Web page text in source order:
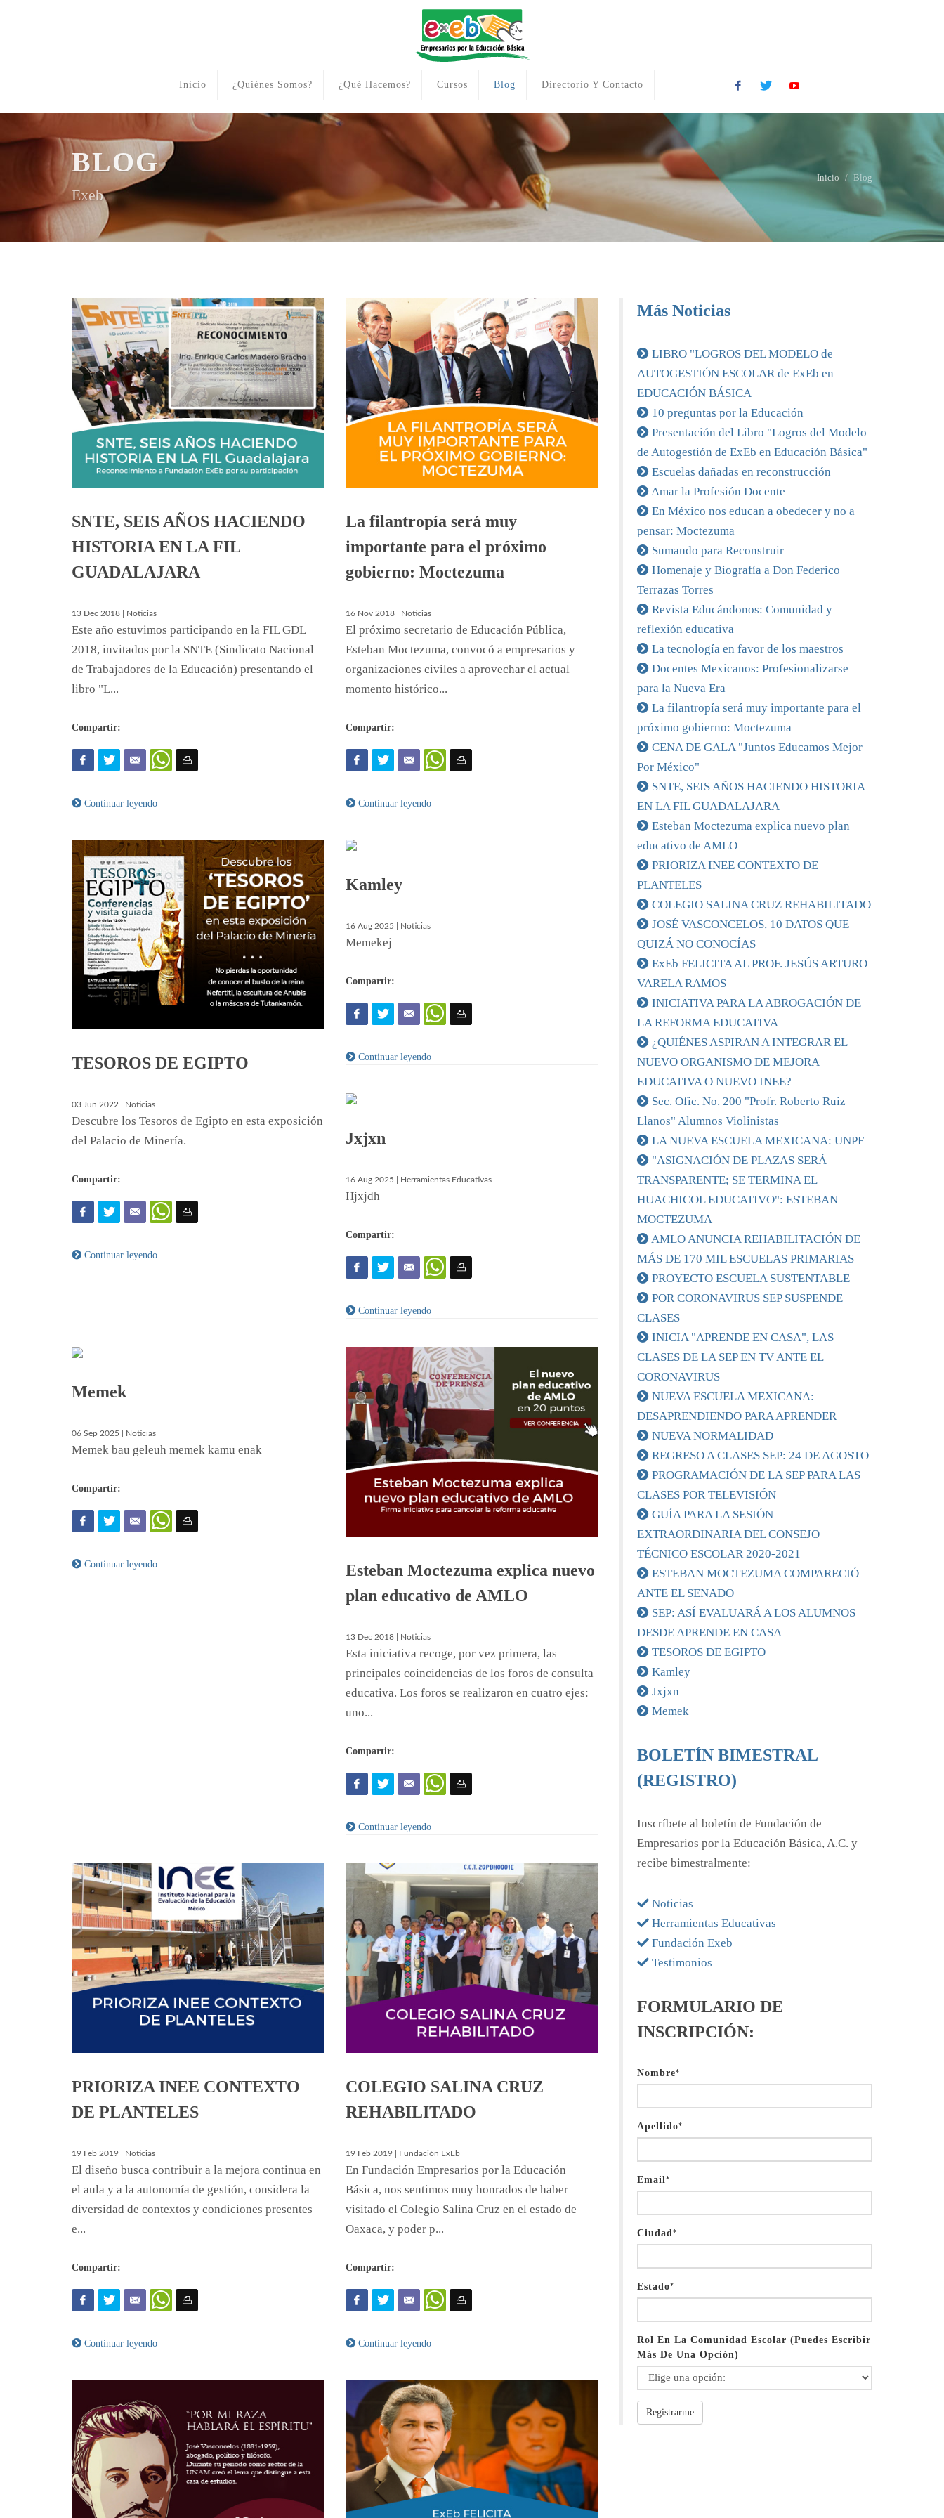
Inicio ¿Quiénes Somos? ¿Qué Hacemos? Cursos Blog Directorio Y Contacto
FacebookTwitterYouTube
BLOG
Exeb
Inicio Blog
SNTE, SEIS AÑOS HACIENDO
HISTORIA EN LA FIL
GUADALAJARA
13 Dec 2018 | Noticias
Este año estuvimos participando en la FIL GDL
2018, invitados por la SNTE (Sindicato Nacional
de Trabajadores de la Educación) presentando el
libro "L...
Compartir:
Continuar leyendo
La filantropía será muy
importante para el próximo
gobierno: Moctezuma
16 Nov 2018 | Noticias
El próximo secretario de Educación Pública,
Esteban Moctezuma, convocó a empresarios y
organizaciones civiles a aprovechar el actual
momento histórico...
Compartir:
Continuar leyendo
TESOROS DE EGIPTO
03 Jun 2022 | Noticias
Descubre los Tesoros de Egipto en esta exposición
del Palacio de Minería.
Compartir:
Continuar leyendo
Kamley
16 Aug 2025 | Noticias
Memekej
Compartir:
Continuar leyendo
Jxjxn
16 Aug 2025 | Herramientas Educativas
Hjxjdh
Compartir:
Continuar leyendo
Memek
06 Sep 2025 | Noticias
Memek bau geleuh memek kamu enak
Compartir:
Continuar leyendo
Esteban Moctezuma explica nuevo
plan educativo de AMLO
13 Dec 2018 | Noticias
Esta iniciativa recoge, por vez primera, las
principales coincidencias de los foros de consulta
educativa. Los foros se realizaron en cuatro ejes:
uno...
Compartir:
Continuar leyendo
PRIORIZA INEE CONTEXTO
DE PLANTELES
19 Feb 2019 | Noticias
El diseño busca contribuir a la mejora continua en
el aula y a la autonomía de gestión, considera la
diversidad de contextos y condiciones presentes
e...
Compartir:
Continuar leyendo
COLEGIO SALINA CRUZ
REHABILITADO
19 Feb 2019 | Fundación ExEb
En Fundación Empresarios por la Educación
Básica, nos sentimos muy honrados de haber
visitado el Colegio Salina Cruz en el estado de
Oaxaca, y poder p...
Compartir:
Continuar leyendo
Más Noticias
LIBRO "LOGROS DEL MODELO de
AUTOGESTIÓN ESCOLAR de ExEb en
EDUCACIÓN BÁSICA
10 preguntas por la Educación
Presentación del Libro "Logros del Modelo
de Autogestión de ExEb en Educación Básica"
Escuelas dañadas en reconstrucción
Amar la Profesión Docente
En México nos educan a obedecer y no a
pensar: Moctezuma
Sumando para Reconstruir
Homenaje y Biografía a Don Federico
Terrazas Torres
Revista Educándonos: Comunidad y
reflexión educativa
La tecnología en favor de los maestros
Docentes Mexicanos: Profesionalizarse
para la Nueva Era
La filantropía será muy importante para el
próximo gobierno: Moctezuma
CENA DE GALA "Juntos Educamos Mejor
Por México"
SNTE, SEIS AÑOS HACIENDO HISTORIA
EN LA FIL GUADALAJARA
Esteban Moctezuma explica nuevo plan
educativo de AMLO
PRIORIZA INEE CONTEXTO DE
PLANTELES
COLEGIO SALINA CRUZ REHABILITADO
JOSÉ VASCONCELOS, 10 DATOS QUE
QUIZÁ NO CONOCÍAS
ExEb FELICITA AL PROF. JESÚS ARTURO
VARELA RAMOS
INICIATIVA PARA LA ABROGACIÓN DE
LA REFORMA EDUCATIVA
¿QUIÉNES ASPIRAN A INTEGRAR EL
NUEVO ORGANISMO DE MEJORA
EDUCATIVA O NUEVO INEE?
Sec. Ofic. No. 200 "Profr. Roberto Ruiz
Llanos" Alumnos Violinistas
LA NUEVA ESCUELA MEXICANA: UNPF
"ASIGNACIÓN DE PLAZAS SERÁ
TRANSPARENTE; SE TERMINA EL
HUACHICOL EDUCATIVO": ESTEBAN
MOCTEZUMA
AMLO ANUNCIA REHABILITACIÓN DE
MÁS DE 170 MIL ESCUELAS PRIMARIAS
PROYECTO ESCUELA SUSTENTABLE
POR CORONAVIRUS SEP SUSPENDE
CLASES
INICIA "APRENDE EN CASA", LAS
CLASES DE LA SEP EN TV ANTE EL
CORONAVIRUS
NUEVA ESCUELA MEXICANA:
DESAPRENDIENDO PARA APRENDER
NUEVA NORMALIDAD
REGRESO A CLASES SEP: 24 DE AGOSTO
PROGRAMACIÓN DE LA SEP PARA LAS
CLASES POR TELEVISIÓN
GUÍA PARA LA SESIÓN
EXTRAORDINARIA DEL CONSEJO
TÉCNICO ESCOLAR 2020-2021
ESTEBAN MOCTEZUMA COMPARECIÓ
ANTE EL SENADO
SEP: ASÍ EVALUARÁ A LOS ALUMNOS
DESDE APRENDE EN CASA
TESOROS DE EGIPTO
Kamley
Jxjxn
Memek
BOLETÍN BIMESTRAL
(REGISTRO)
Inscríbete al boletín de Fundación de
Empresarios por la Educación Básica, A.C. y
recibe bimestralmente:
Noticias
Herramientas Educativas
Fundación Exeb
Testimonios
FORMULARIO DE
INSCRIPCIÓN:
Nombre*
Apellido*
Email*
Ciudad*
Estado*
Rol En La Comunidad Escolar (puedes Escribir
Más De Una Opción)
Registrarme